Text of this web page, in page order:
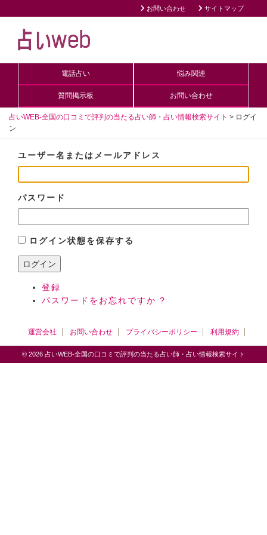
お問い合わせ サイトマップ
電話占い 悩み関連
質問掲示板 お問い合わせ
占いWEB-全国の口コミで評判の当たる占い師・占い情報検索サイト > ログイ
ン
ユーザー名またはメールアドレス
パスワード
ログイン状態を保存する
ログイン
登録
パスワードをお忘れですか ?
運営会社 お問い合わせ プライバシーポリシー 利用規約
© 2026 占いWEB-全国の口コミで評判の当たる占い師・占い情報検索サイト